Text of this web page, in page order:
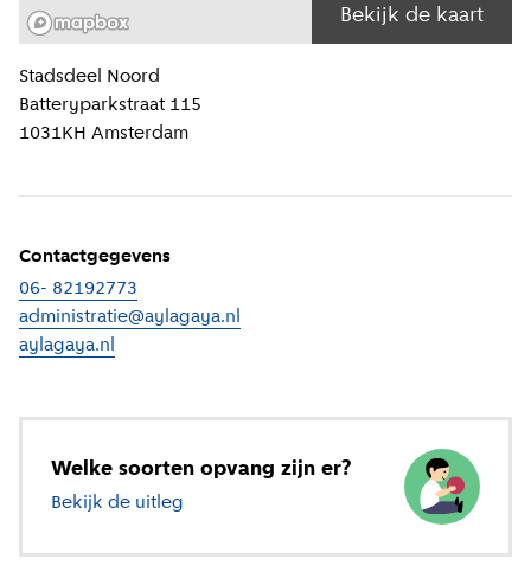
Bekijk de kaart
Locatiegegevens
Stadsdeel
Noord
Batteryparkstraat 115
1031KH Amsterdam
Contactgegevens
06- 82192773
administratie@aylagaya.nl
aylagaya.nl
Welke soorten opvang zijn er?
Bekijk de uitleg over verschillende soorten opvang